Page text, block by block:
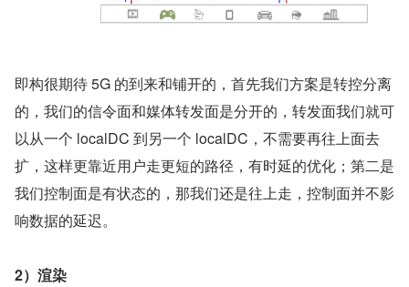
即构很期待 5G 的到来和铺开的，首先我们方案是转控分离
的，我们的信令面和媒体转发面是分开的，转发面我们就可
以从一个 localDC 到另一个 localDC，不需要再往上面去
扩，这样更靠近用户走更短的路径，有时延的优化；第二是
我们控制面是有状态的，那我们还是往上走，控制面并不影
响数据的延迟。
2）渲染